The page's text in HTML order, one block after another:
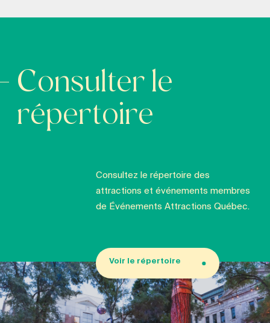
Consulter le
répertoire
Consultez le répertoire des
attractions et événements membres
de Événements Attractions Québec.
Voir le répertoire